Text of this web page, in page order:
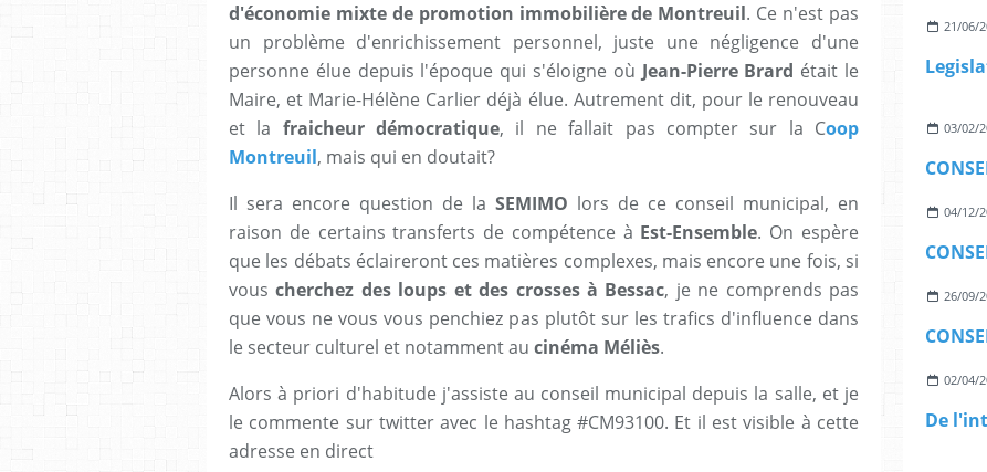
d'économie mixte de promotion immobilière de Montreuil. Ce n'est pas
un problème d'enrichissement personnel, juste une négligence d'une
personne élue depuis l'époque qui s'éloigne où Jean-Pierre Brard était le
Maire, et Marie-Hélène Carlier déjà élue. Autrement dit, pour le renouveau
et la fraicheur démocratique, il ne fallait pas compter sur la Coop
Montreuil, mais qui en doutait?
Il sera encore question de la SEMIMO lors de ce conseil municipal, en
raison de certains transferts de compétence à Est-Ensemble. On espère
que les débats éclaireront ces matières complexes, mais encore une fois, si
vouscherchez des loups et des crosses à Bessac, je ne comprends pas
que vous ne vous vous penchiez pas plutôt sur les trafics d'influence dans
le secteur culturel et notamment au cinéma Méliès.
Alors à priori d'habitude j'assiste au conseil municipal depuis la salle, et je
le commente sur twitter avec le hashtag #CM93100. Et il est visible à cette
adresse en direct
21/06/
03/02/
04/12/
26/09/
02/04/